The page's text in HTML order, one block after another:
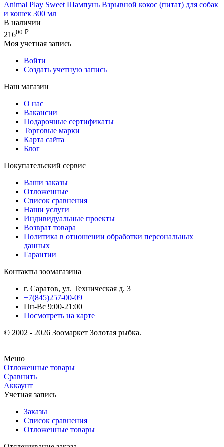
Animal Play Sweet Шампунь Взрывной кокос (питат) для собак
и кошек 300 мл
В наличии
21600 ₽
Моя учетная запись
Войти
Создать учетную запись
Наш магазин
О нас
Вакансии
Подарочные сертификаты
Торговые марки
Карта сайта
Блог
Покупательский сервис
Ваши заказы
Отложенные
Список сравнения
Наши услуги
Индивидуальные проекты
Возврат товара
Политика в отношении обработки персональных
данных
Гарантии
Контакты зоомагазина
г. Саратов, ул. Техническая д. 3
+7(845)257-00-09
Пн-Вс 9:00-21:00
Посмотреть на карте
© 2002 - 2026 Зоомаркет Золотая рыбка.
Меню
Отложенные товары
Сравнить
Аккаунт
Учетная запись
Заказы
Список сравнения
Отложенные товары